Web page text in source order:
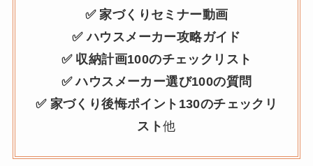
✅ 家づくりセミナー動画
✅ ハウスメーカー攻略ガイド
✅ 収納計画100のチェックリスト
✅ ハウスメーカー選び100の質問
✅ 家づくり後悔ポイント130のチェックリ
スト他